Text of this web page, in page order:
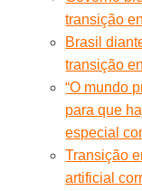
transição
Brasil
transição
“O mundo
para que
especial
Transição
artificial